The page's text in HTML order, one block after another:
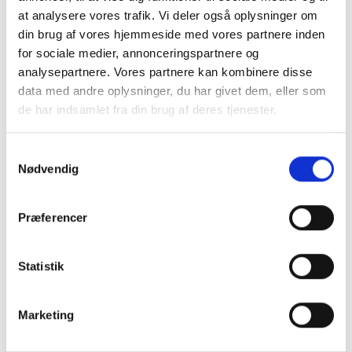
at analysere vores trafik. Vi deler også oplysninger om
din brug af vores hjemmeside med vores partnere inden
for sociale medier, annonceringspartnere og
analysepartnere. Vores partnere kan kombinere disse
data med andre oplysninger, du har givet dem, eller som
de har indsamlet fra din brug af deres tjenester.
Nødvendig
Præferencer
Statistik
Marketing
Køb trygt hos
GreenMind